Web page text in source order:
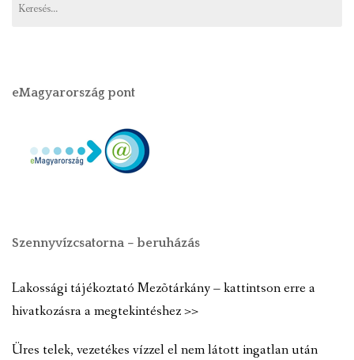
eMagyarország pont
Szennyvízcsatorna – beruházás
Lakossági tájékoztató Mezõtárkány – kattintson erre a
hivatkozásra a megtekintéshez >>
Üres telek, vezetékes vízzel el nem látott ingatlan után